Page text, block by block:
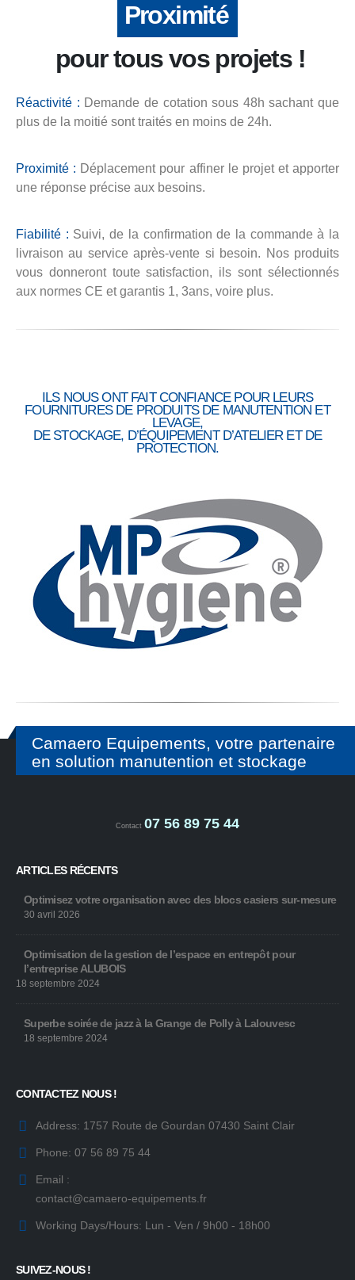
Proximité
pour tous vos projets !
Réactivité : Demande de cotation sous 48h sachant que
plus de la moitié sont traités en moins de 24h.
Proximité : Déplacement pour affiner le projet et apporter
une réponse précise aux besoins.
Fiabilité : Suivi, de la confirmation de la commande à la
livraison au service après-vente si besoin. Nos produits
vous donneront toute satisfaction, ils sont sélectionnés
aux normes CE et garantis 1, 3ans, voire plus.
ILS NOUS ONT FAIT CONFIANCE POUR LEURS
FOURNITURES DE PRODUITS DE MANUTENTION ET
LEVAGE,
DE STOCKAGE, D’ÉQUIPEMENT D’ATELIER ET DE
PROTECTION.
Camaero Equipements, votre partenaire
en solution manutention et stockage
Contact 07 56 89 75 44
ARTICLES RÉCENTS
Optimisez votre organisation avec des blocs casiers sur-mesure
30 avril 2026
Optimisation de la gestion de l’espace en entrepôt pour
l’entreprise ALUBOIS
18 septembre 2024
Superbe soirée de jazz à la Grange de Polly à Lalouvesc
18 septembre 2024
CONTACTEZ NOUS !
Address: 1757 Route de Gourdan 07430 Saint Clair
Phone: 07 56 89 75 44
Email :
contact@camaero-equipements.fr
Working Days/Hours: Lun - Ven / 9h00 - 18h00
SUIVEZ-NOUS !